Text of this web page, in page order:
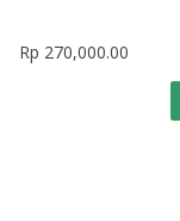
Rp 270,000.00